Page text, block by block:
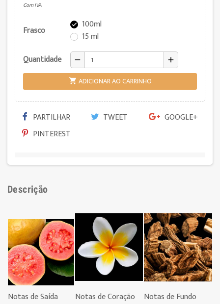
Com IVA
Frasco 
100ml
15 ml
Quantidade
remove add
 ADICIONAR AO CARRINHO
PARTILHAR TWEET
GOOGLE+
PINTEREST
Descrição
Notas de Saída
Notas de Coração
Notas de Fundo